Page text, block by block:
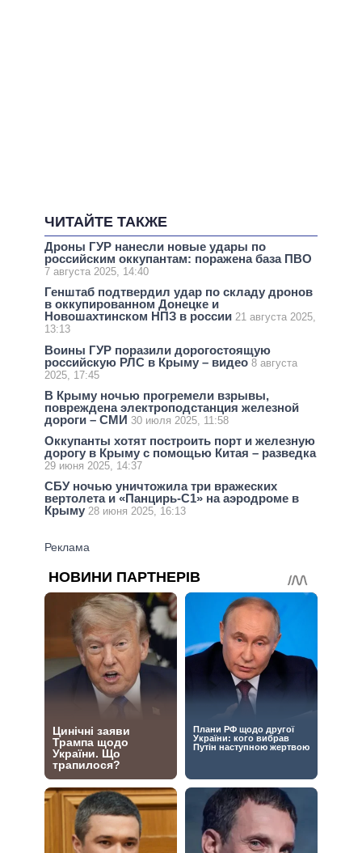
ЧИТАЙТЕ ТАКЖЕ
Дроны ГУР нанесли новые удары по
российским оккупантам: поражена база ПВО
7 августа 2025, 14:40
Генштаб подтвердил удар по складу дронов
в оккупированном Донецке и
Новошахтинском НПЗ в россии 21 августа 2025,
13:13
Воины ГУР поразили дорогостоящую
российскую РЛС в Крыму – видео 8 августа
2025, 17:45
В Крыму ночью прогремели взрывы,
повреждена электроподстанция железной
дороги – СМИ 30 июля 2025, 11:58
Оккупанты хотят построить порт и железную
дорогу в Крыму с помощью Китая – разведка
29 июня 2025, 14:37
СБУ ночью уничтожила три вражеских
вертолета и «Панцирь-С1» на аэродроме в
Крыму 28 июня 2025, 16:13